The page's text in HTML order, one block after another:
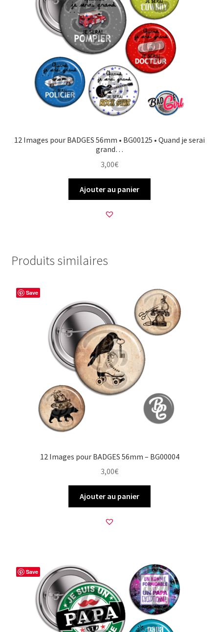
12 Images pour BADGES 56mm • BG00125 • Quand je serai
grand…
3,00€
Ajouter au panier
Produits similaires
Save
12 Images pour BADGES 56mm – BG00004
3,00€
Ajouter au panier
Save